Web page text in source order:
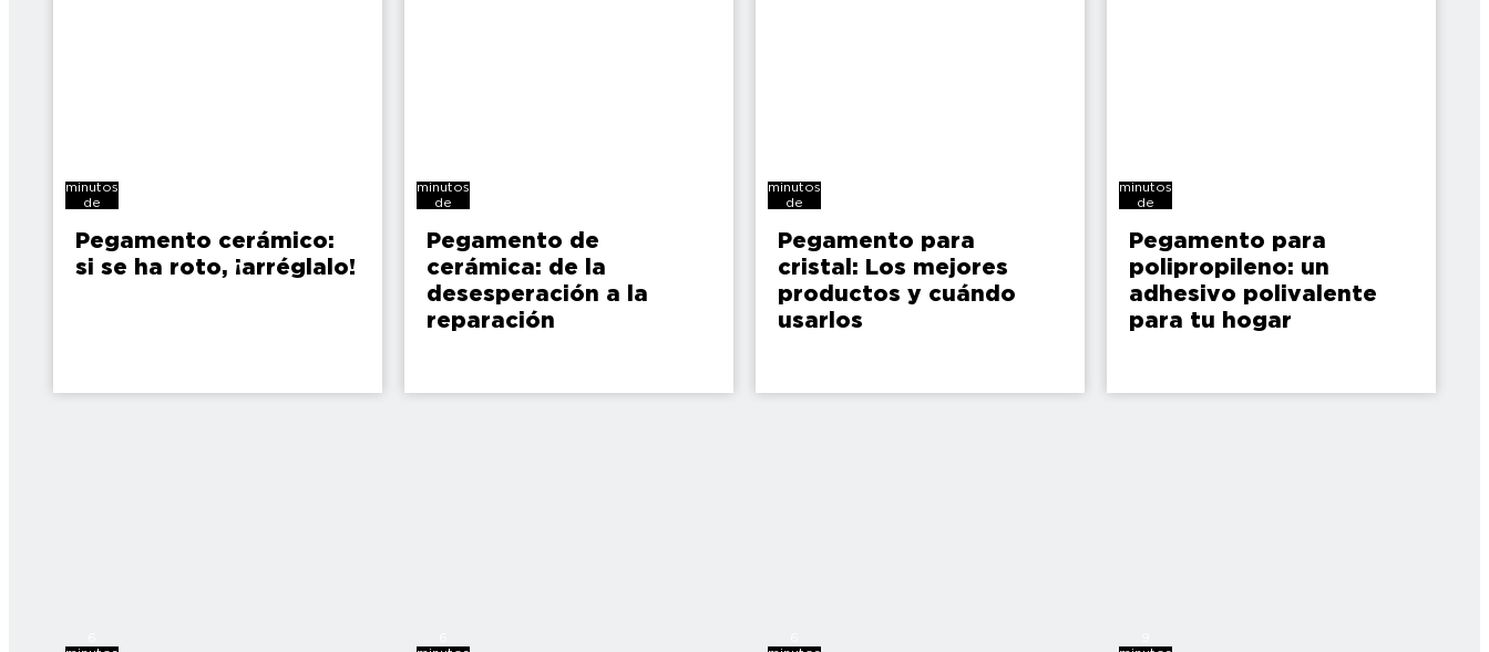
minutos
de
Pegamento cerámico:
si se ha roto, ¡arréglalo!
minutos
de
Pegamento de
cerámica: de la
desesperación a la
reparación
minutos
de
Pegamento para
cristal: Los mejores
productos y cuándo
usarlos
minutos
de
Pegamento para
polipropileno: un
adhesivo polivalente
para tu hogar